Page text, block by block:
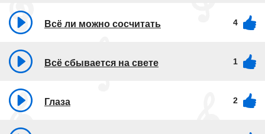
Всё ли можно сосчитать 4
Всё сбывается на свете 1
Глаза 2